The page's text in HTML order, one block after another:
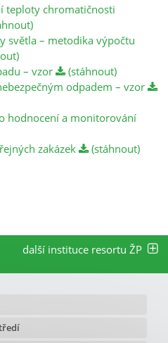
teploty chromatičnosti
světla – metodika výpočtu
– vzor
(stáhnout)
odpadem – vzor
hodnocení a monitorování
zakázek
(stáhnout)
další instituce resortu ŽP